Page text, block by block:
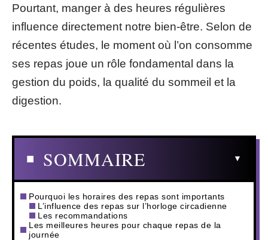
Pourtant, manger à des heures régulières
influence directement notre bien-être. Selon de
récentes études, le moment où l’on consomme
ses repas joue un rôle fondamental dans la
gestion du poids, la qualité du sommeil et la
digestion.
SOMMAIRE
Pourquoi les horaires des repas sont importants
L’influence des repas sur l’horloge circadienne
Les recommandations
Les meilleures heures pour chaque repas de la
journée